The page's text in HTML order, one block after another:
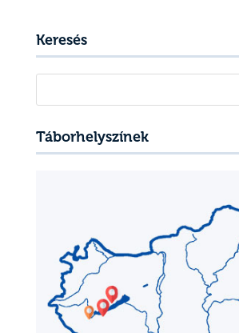
Keresés
Táborhelyszínek